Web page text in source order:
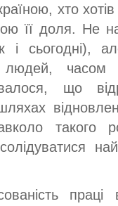
хто
її доля. Не
і сьогодні),
людей, часом
що
такого